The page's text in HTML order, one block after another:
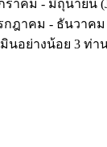
าคม - มิถุนายน
ฎาคม - ธันวาคม
มินอย่างน้อย 3 ท่า